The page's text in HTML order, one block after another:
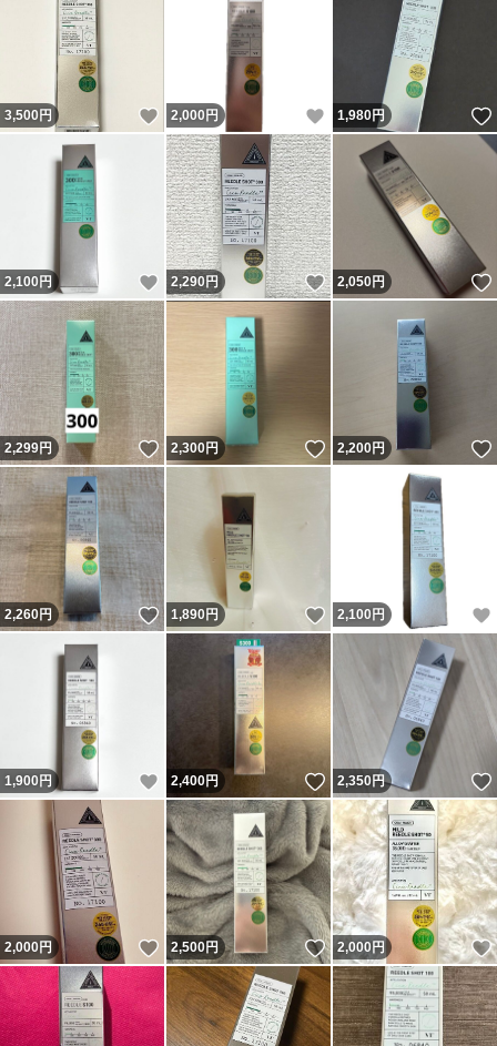
3,500円 いいね！
2,000 円 いいね！
1,980円
2,100 円 いいね！
2,290円 いいね！
2,050円
2,299円 いいね！
2,300円 いいね！
2,200円
2,260円 いいね！
1,890円 いいね！
2,100 円
1,900 円 いいね！
2,400円 いいね！
2,350円
2,000円 いいね！
2,500円 いいね！
2,000 円